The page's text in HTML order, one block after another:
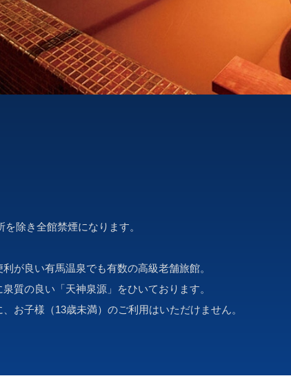
を除き全館禁煙になります。
が良い有馬温泉でも有数の高級老舗旅館。
質の良い「天神泉源」をひいております。
お子様（13歳未満）のご利用はいただけません。